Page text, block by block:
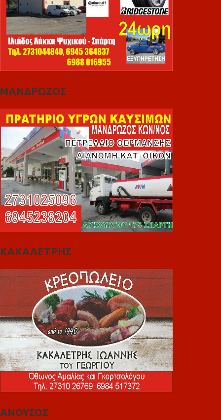
ΜΑΝΔΡΩΖΟΣ
ΚΑΚΑΛΕΤΡΗΣ
ΑΝΟΥΣΟΣ